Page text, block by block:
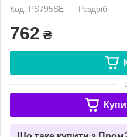
Код: PS795SE
Роздріб
762 ₴